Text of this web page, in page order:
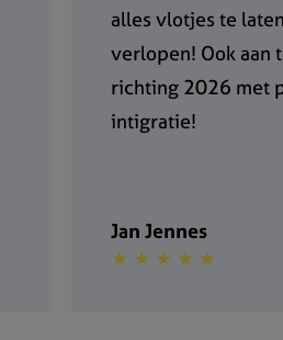
alles vlotjes te
verlopen! Ook aan
richting 2026 met
intigratie!
Jan Jennes
★ ★ ★ ★ ★